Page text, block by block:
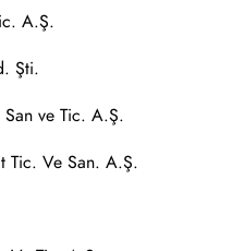
A.Ş.
Şti.
San ve Tic. A.Ş.
Tic. Ve San. A.Ş.